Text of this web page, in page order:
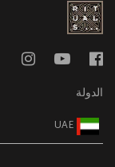
الدولة
UAE